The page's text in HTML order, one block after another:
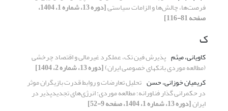
فرصت‌ها، چالش‌ها و الزامات سیاستی [دوره 13، شماره 1، 1404،
صفحه 81-116]
ک
کاویانی، میثم پذیرش فین ‎تک، عملکرد غیرمالی و اقتصاد چرخشی
(مطالعه موردی بانک‎های خصوصی ایران)
[دوره 13، شماره 2، 1404]
کریمیان خوزانی، حسن تحلیل تعارضات و روابط قدرت بازیگران موثر
در حکمرانی گذار فناورانه؛ مطالعه موردی: انرژی‌های تجدیدپذیر در
ایران[دوره 13، شماره 1، 1404، صفحه 9-52]